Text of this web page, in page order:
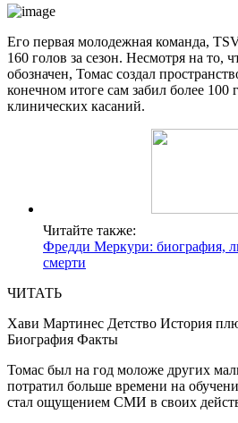
Его первая молодежная команда,
160 голов за сезон. Несмотря на то,
обозначен, Томас создал
конечном итоге сам забил более 100
клинических касаний.
Читайте также:
Фредди Меркури: биография,
смерти
ЧИТАТЬ
Хави Мартинес Детство История
Биография Факты
Томас был на год моложе других
потратил больше времени на
стал ощущением СМИ в своих